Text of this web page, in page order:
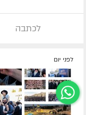
לכתבה
לפני יום